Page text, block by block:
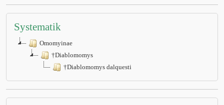
Systematik
Omomyinae
†Diablomomys
†Diablomomys dalquesti